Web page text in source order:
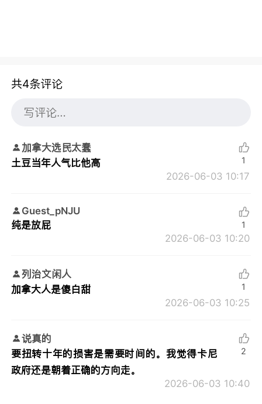
共4条评论
加拿大选民太蠢
土豆当年人气比他高
2026-06-03 10:17
1
Guest_pNJU
纯是放屁
2026-06-03 10:20
1
列治文闲人
加拿大人是傻白甜
2026-06-03 10:25
1
说真的
要扭转十年的损害是需要时间的。我觉得卡尼
政府还是朝着正确的方向走。
2026-06-03 10:40
2